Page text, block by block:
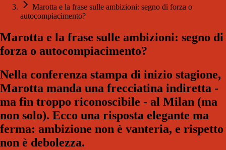
Marotta e la frase sulle ambizioni: segno di forza o
autocompiacimento?
Marotta e la frase sulle ambizioni: segno di
forza o autocompiacimento?
Nella conferenza stampa di inizio stagione,
Marotta manda una frecciatina indiretta -
ma fin troppo riconoscibile - al Milan (ma
non solo). Ecco una risposta elegante ma
ferma: ambizione non è vanteria, e rispetto
non è debolezza.